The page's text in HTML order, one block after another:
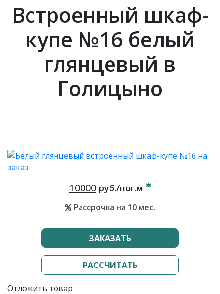
Встроенный шкаф-
купе №16 белый
глянцевый в
Голицыно
10000руб./пог.м
Рассрочка на 10 мес.
ЗАКАЗАТЬ
РАССЧИТАТЬ
Отложить товар